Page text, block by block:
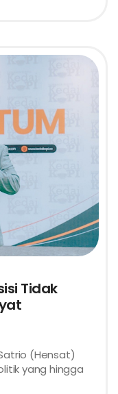
Tidak
(Hensat)
yang hingga